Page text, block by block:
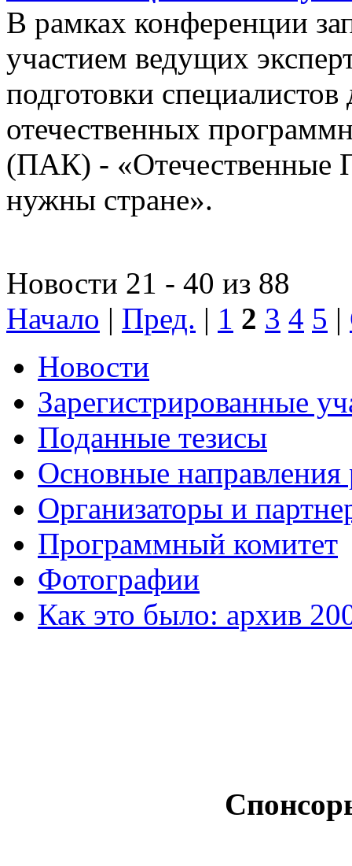
В рамках конференции
участием ведущих
подготовки
отечественных
(ПАК) - «Отечественные
нужны стране».
Новости 21 - 40 из 88
Начало | Пред. | 1 2 3 4 5 |
Новости
Зарегистрированные
Поданные тезисы
Основные направления
Организаторы и
Программный комитет
Фотографии
Как это было: архив